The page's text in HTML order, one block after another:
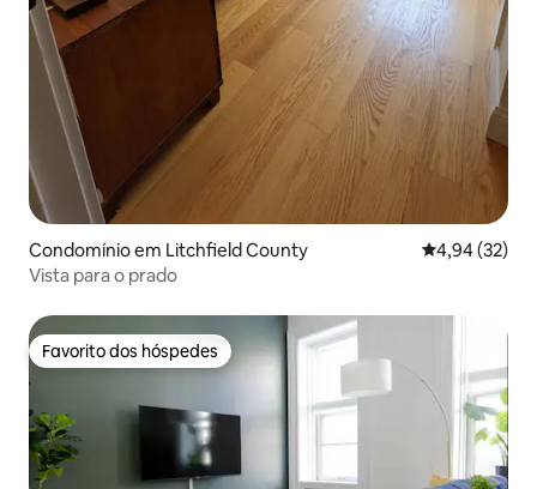
Condomínio em Litchfield County Classificação
4,94 (32)
Vista para o prado
Favorito dos hóspedes
Favorito dos hóspedes